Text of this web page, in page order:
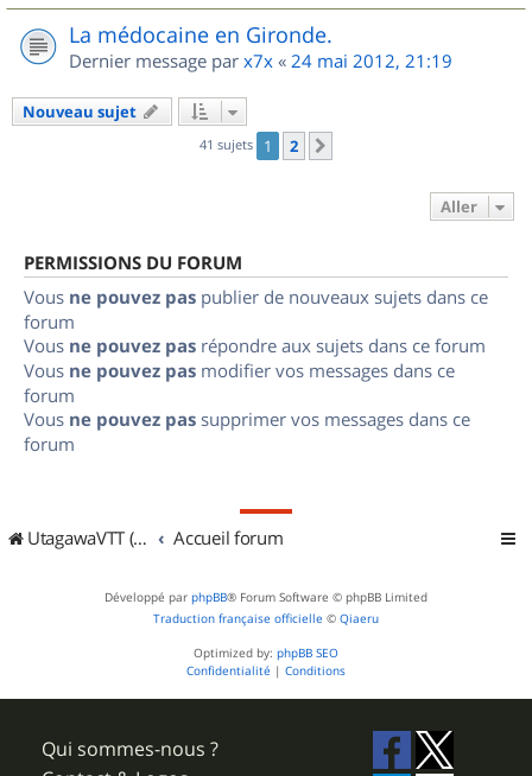
La médocaine en Gironde.
Dernier message par x7x « 24 mai 2012, 21:19
Nouveau sujet
41 sujets 1 2
Aller
PERMISSIONS DU FORUM
Vous ne pouvez pas publier de nouveaux sujets dans ce
forum
Vous ne pouvez pas répondre aux sujets dans ce forum
Vous ne pouvez pas modifier vos messages dans ce
forum
Vous ne pouvez pas supprimer vos messages dans ce
forum
UtagawaVTT (Randos VTT et VTTAE avec traces GPS) Accueil forum
Développé par phpBB® Forum Software © phpBB Limited
Traduction française officielle © Qiaeru
Optimized by: phpBB SEO
Confidentialité | Conditions
Qui sommes-nous ?